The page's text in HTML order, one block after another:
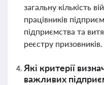
загальну кількість
працівників
підприємства та
реєстру призовників.
Які критерії
важливих